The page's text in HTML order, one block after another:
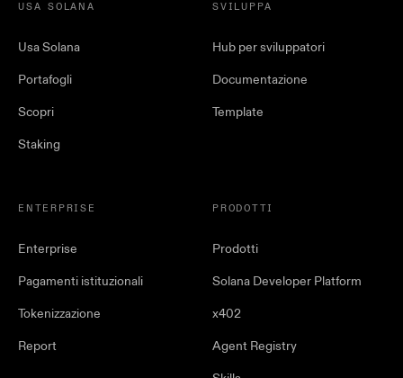
USA SOLANA
Usa Solana
Portafogli
Scopri
Staking
SVILUPPA
Hub per sviluppatori
Documentazione
Template
ENTERPRISE
Enterprise
Pagamenti istituzionali
Tokenizzazione
Report
PRODOTTI
Prodotti
Solana Developer Platform
x402
Agent Registry